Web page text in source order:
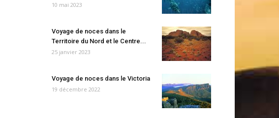
10 mai 2023
Voyage de noces dans le
Territoire du Nord et le Centre...
25 janvier 2023
Voyage de noces dans le Victoria
19 décembre 2022